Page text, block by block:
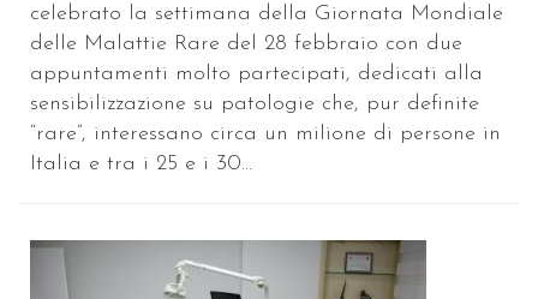
celebrato la settimana della Giornata Mondiale
delle Malattie Rare del 28 febbraio con due
appuntamenti molto partecipati, dedicati alla
sensibilizzazione su patologie che, pur definite
“rare”, interessano circa un milione di persone in
Italia e tra i 25 e i 30...